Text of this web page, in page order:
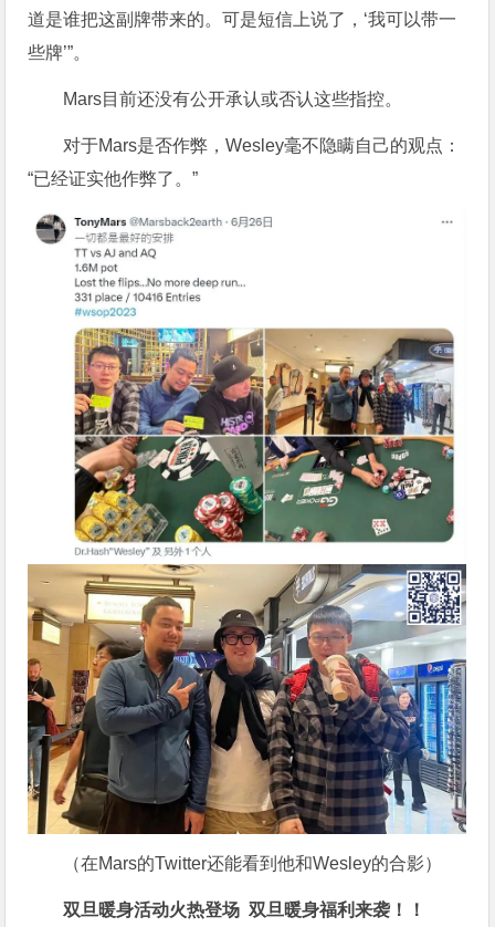
道是谁把这副牌带来的。可是短信上说了，‘我可以带一
些牌’”。
Mars目前还没有公开承认或否认这些指控。
对于Mars是否作弊，Wesley毫不隐瞒自己的观点：
“已经证实他作弊了。”
（在Mars的Twitter还能看到他和Wesley的合影）
双旦暖身活动火热登场双旦暖身福利来袭！！